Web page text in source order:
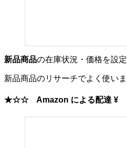
新品商品の在庫状況・価格を設
新品商品のリサーチでよく使い
★☆☆ Amazon による配達 ¥